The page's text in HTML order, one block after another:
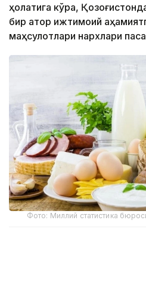
ҳолатига кўра,
бир қатор ижтимоий
маҳсулотлари нархлари
Фото: Миллий статистика